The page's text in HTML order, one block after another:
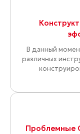
В данный
различных
Проблемные